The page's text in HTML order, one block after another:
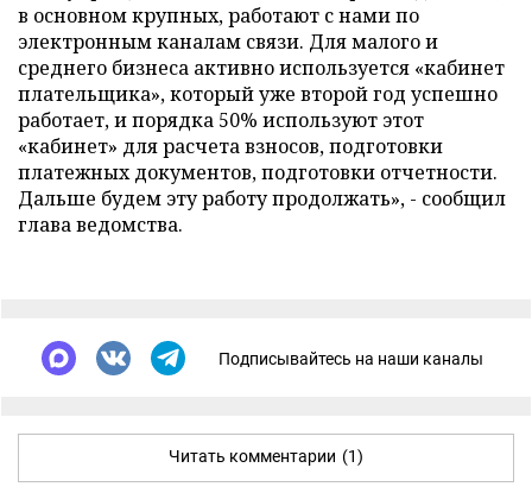
в основном крупных, работают с нами по
электронным каналам связи. Для малого и
среднего бизнеса активно используется «кабинет
плательщика», который уже второй год успешно
работает, и порядка 50% используют этот
«кабинет» для расчета взносов, подготовки
платежных документов, подготовки отчетности.
Дальше будем эту работу продолжать», - сообщил
глава ведомства.
Подписывайтесь на наши каналы
Читать комментарии (1)